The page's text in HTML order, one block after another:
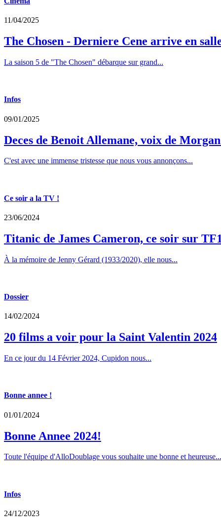
11/04/2025
The Chosen - Derniere Cene arrive en
La saison 5 de "The Chosen" débarque sur grand...
Infos
09/01/2025
Deces de Benoit Allemane, voix de
C'est avec une immense tristesse que nous vous annonçons...
Ce soir a la TV !
23/06/2024
Titanic de James Cameron, ce soir sur
À la mémoire de Jenny Gérard (1933/2020), elle nous...
Dossier
14/02/2024
20 films a voir pour la Saint Valentin 2024
En ce jour du 14 Février 2024, Cupidon nous...
Bonne annee !
01/01/2024
Bonne Annee 2024!
Toute l'équipe d'AlloDoublage vous souhaite une bonne et heureuse...
Infos
24/12/2023